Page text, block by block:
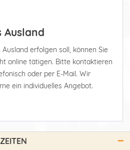
Ausland
erfolgen soll, können Sie
online tätigen. Bitte kontaktieren
oder per E-Mail. Wir
ein individuelles Angebot.